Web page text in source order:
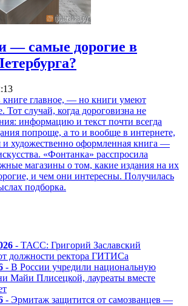
— самые дорогие в
книге главное, — но книги умеют
Тот случай, когда дороговизна не
информацию и текст почти всегда
попроще, а то и вообще в интернете,
и художественно оформленная книга —
«Фонтанка» расспросила
магазины о том, какие издания на их
и чем они интересны. Получилась
подборка.
- ТАСС: Григорий Заславский
должности ректора ГИТИСа
- В России учредили национальную
Майи Плисецкой, лауреаты вместе
- Эрмитаж защитится от самозванцев —